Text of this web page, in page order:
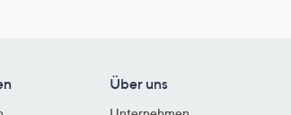
Über uns